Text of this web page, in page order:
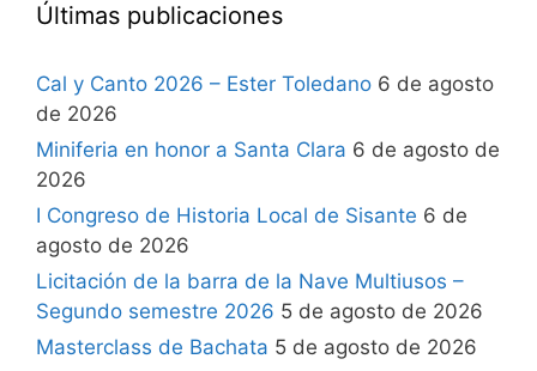
Últimas publicaciones
Cal y Canto 2026 – Ester Toledano 6 de agosto
de 2026
Miniferia en honor a Santa Clara 6 de agosto de
2026
I Congreso de Historia Local de Sisante 6 de
agosto de 2026
Licitación de la barra de la Nave Multiusos –
Segundo semestre 2026 5 de agosto de 2026
Masterclass de Bachata 5 de agosto de 2026